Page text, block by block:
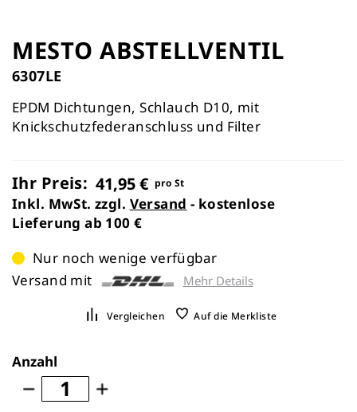
Anfang
der
Bildergalerie
MESTO ABSTELLVENTIL
6307LE
EPDM Dichtungen, Schlauch D10, mit
Knickschutzfederanschluss und Filter
Ihr Preis: 41,95 € pro St
Inkl. MwSt. zzgl. Versand - kostenlose
Lieferung ab 100 €
Nur noch wenige verfügbar
Versand mit
Mehr Details
Vergleichen Auf die Merkliste
Anzahl